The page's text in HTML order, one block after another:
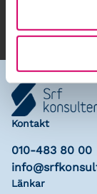
Kontakt
010-483 80 00
Länkar